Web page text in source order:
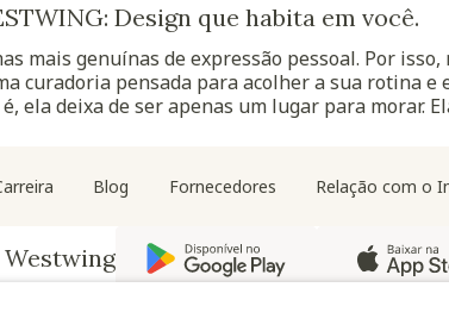
Design que habita em você.
mais genuínas de expressão pessoal. Por
curadoria pensada para acolher a sua rotina
ela deixa de ser apenas um lugar para morar.
Blog Fornecedores Relação com o
Westwing